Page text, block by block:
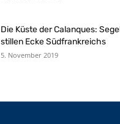
Die Küste der Calanques:
stillen Ecke Südfrankreichs
5. November 2019